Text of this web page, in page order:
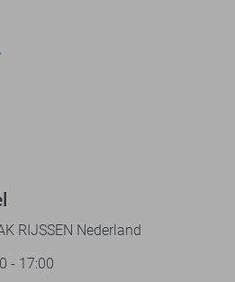
RIJSSEN Nederland
- 17:00